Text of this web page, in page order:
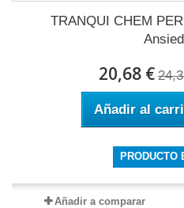
TRANQUI CHEM
20,68 €
Añadir al
PRODUCTO
Añadir a comparar